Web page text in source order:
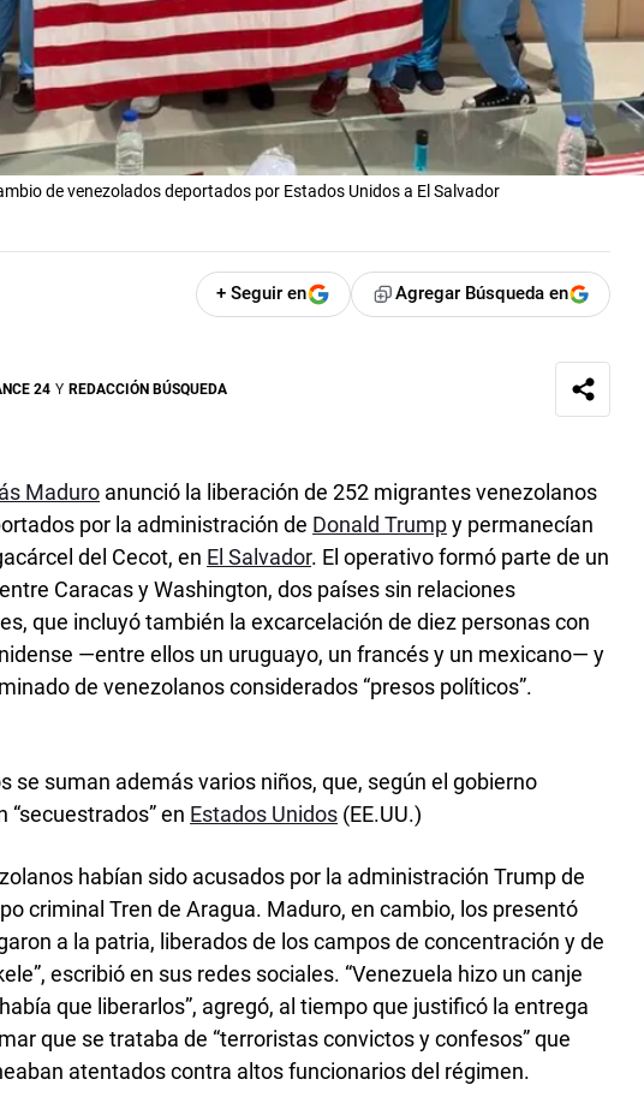
de venezolados deportados por Estados Unidos a El Salvador
+ Seguir en Agregar Búsqueda en
24 Y REDACCIÓN BÚSQUEDA
Maduro anunció la liberación de 252 migrantes venezolanos
por la administración de Donald Trumpy permanecían
del Cecot, en El Salvador. El operativo formó parte de un
Caracas y Washington, dos países sin relaciones
que incluyó también la excarcelación de diez personas con
—entre ellos un uruguayo, un francés y un mexicano— y
de venezolanos considerados “presos políticos”.
se suman además varios niños, que, según el gobierno
en Estados Unidos (EE.UU.)
habían sido acusados por la administración Trump de
criminal Tren de Aragua. Maduro, en cambio, los presentó
a la patria, liberados de los campos de concentración y de
escribió en sus redes sociales. “Venezuela hizo un canje
que liberarlos”, agregó, al tiempo que justificó la entrega
que se trataba de “terroristas convictos y confesos” que
atentados contra altos funcionarios del régimen.